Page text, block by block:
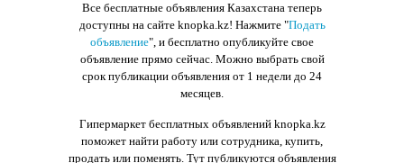
Все бесплатные объявления Казахстана теперь
доступны на сайте knopka.kz! Нажмите "Подать
объявление", и бесплатно опубликуйте свое
объявление прямо сейчас. Можно выбрать свой
срок публикации объявления от 1 недели до 24
месяцев.
Гипермаркет бесплатных объявлений knopka.kz
поможет найти работу или сотрудника, купить,
продать или поменять. Тут публикуются объявления